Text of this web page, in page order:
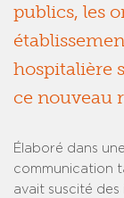
publics, les
hospitalière
ce nouveau
Élaboré dans
communication
avait suscité des